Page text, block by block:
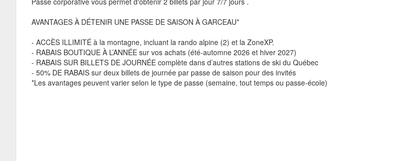
AVANTAGES À DÉTENIR UNE PASSE DE SAISON À GARCEAU*
- ACCÈS ILLIMITÉ à la montagne, incluant la rando alpine (2) et la ZoneXP.
- RABAIS BOUTIQUE À L’ANNÉE sur vos achats (été-automne 2026 et hiver 2027)
- RABAIS SUR BILLETS DE JOURNÉE complète dans d’autres stations de ski du Québec
- 50% DE RABAIS sur deux billets de journée par passe de saison pour des invités
*Les avantages peuvent varier selon le type de passe (semaine, tout temps ou passe-école)